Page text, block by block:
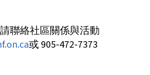
聯絡社區關係與活動
或 905-472-7373